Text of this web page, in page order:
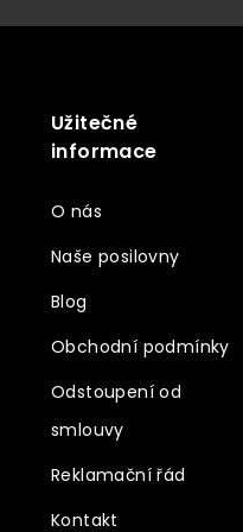
Užitečné
informace
O nás
Naše posilovny
Blog
Obchodní podmínky
Odstoupení od
smlouvy
Reklamační řád
Kontakt